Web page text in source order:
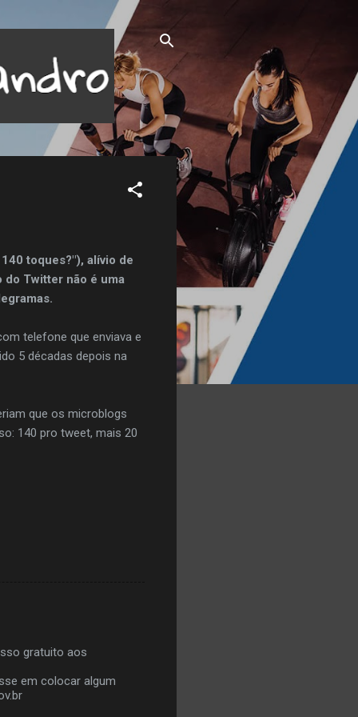
toques?"), alívio de
do Twitter não é uma
telefone que enviava e
5 décadas depois na
que os microblogs
140 pro tweet, mais 20
gratuito aos
em colocar algum